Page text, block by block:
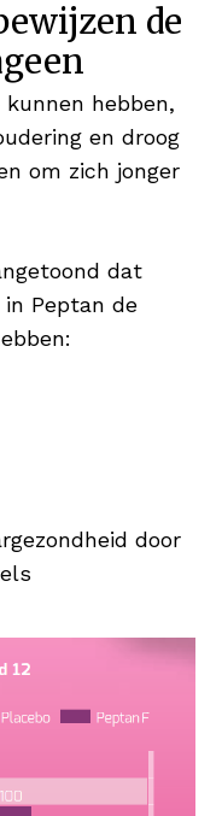
de
hebben,
en droog
om zich jonger
dat
Peptan de
door